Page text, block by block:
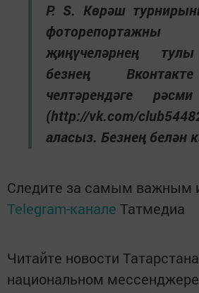
P. S. Көрәш
җиңүчеләрнең
безнең
челтәрендәге
(http://vk.com/
аласыз. Безнең белән
Следите за самым важным
Telegram-канале Татмедиа
Читайте новости
национальном